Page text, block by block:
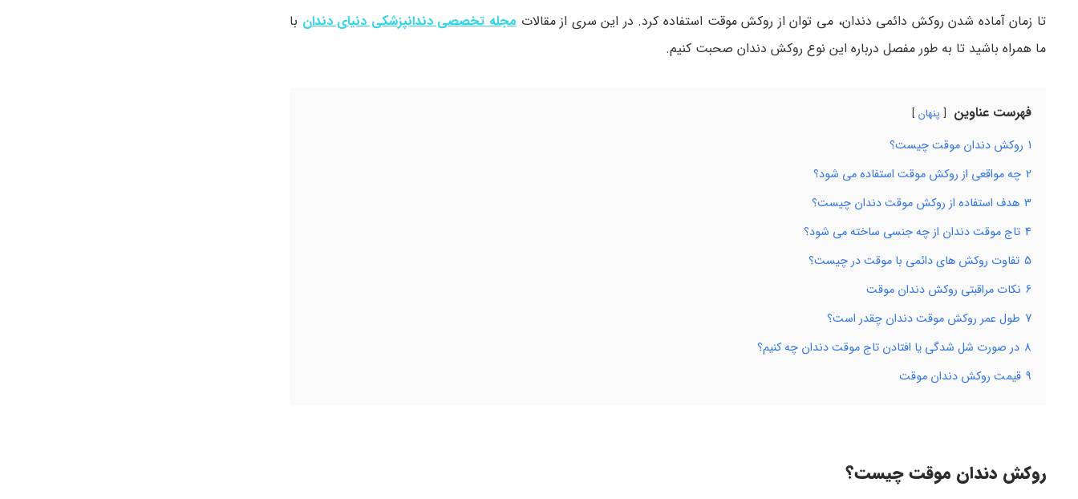
تا زمان آماده شدن روکش دائمی دندان، می توان از روکش موقت استفاده کرد. در این سری از مقالاتمجله تخصصی دندانپزشکی دنیای دندان با
ما همراه باشید تا به طور مفصل درباره این نوع روکش دندان صحبت کنیم.
فهرست عناوین پنهان
1 روکش دندان موقت چیست؟
2 چه مواقعی از روکش موقت استفاده می شود؟
3 هدف استفاده از روکش موقت دندان چیست؟
4 تاج موقت دندان از چه جنسی ساخته می شود؟
5 تفاوت روکش های دائمی با موقت در چیست؟
6 نکات مراقبتی روکش دندان موقت
7 طول عمر روکش موقت دندان چقدر است؟
8 در صورت شل شدگی یا افتادن تاج موقت دندان چه کنیم؟
9 قیمت روکش دندان موقت
روکش دندان موقت چیست؟